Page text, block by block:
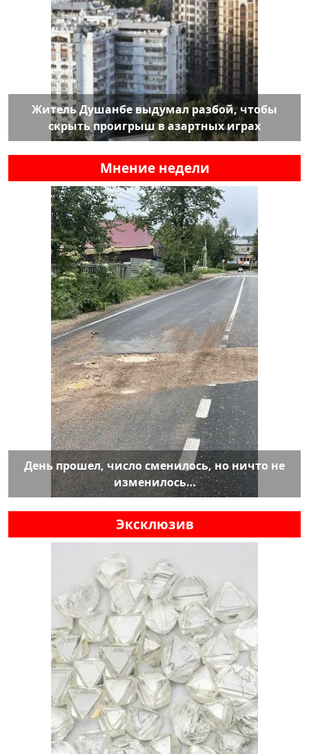
Житель Душанбе выдумал разбой, чтобы
скрыть проигрыш в азартных играх
Мнение недели
День прошел, число сменилось, но ничто не
изменилось…
Эксклюзив